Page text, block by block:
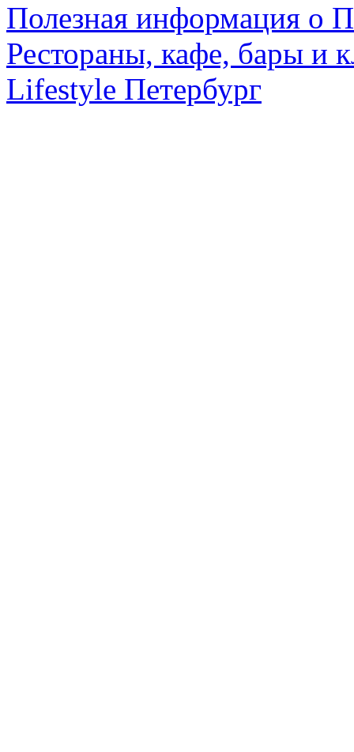
Полезная информация о
Рестораны, кафе, бары и
Lifestyle Петербург